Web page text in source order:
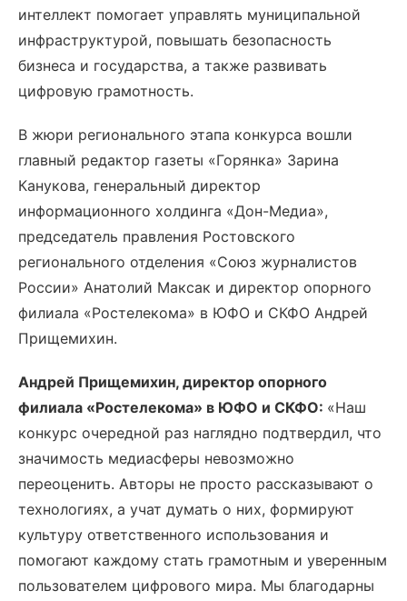
интеллект помогает управлять муниципальной
инфраструктурой, повышать безопасность
бизнеса и государства, а также развивать
цифровую грамотность.
В жюри регионального этапа конкурса вошли
главный редактор газеты «Горянка» Зарина
Канукова, генеральный директор
информационного холдинга «Дон-Медиа»,
председатель правления Ростовского
регионального отделения «Союз журналистов
России» Анатолий Максак и директор опорного
филиала «Ростелекома» в ЮФО и СКФО Андрей
Прищемихин.
Андрей Прищемихин, директор опорного
филиала «Ростелекома» в ЮФО и СКФО: «Наш
конкурс очередной раз наглядно подтвердил, что
значимость медиасферы невозможно
переоценить. Авторы не просто рассказывают о
технологиях, а учат думать о них, формируют
культуру ответственного использования и
помогают каждому стать грамотным и уверенным
пользователем цифрового мира. Мы благодарны